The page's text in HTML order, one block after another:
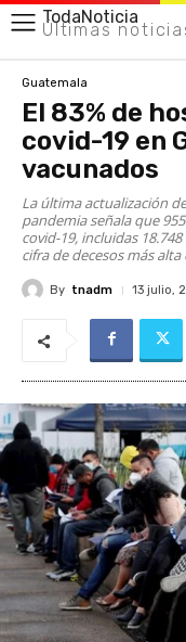
TodaNoticia
Últimas
Guatemala
El 83% de
covid-19 en
vacunados
La última actualización
pandemia señala que
covid-19, incluidas
cifra de decesos más
By tnadm 13 julio,